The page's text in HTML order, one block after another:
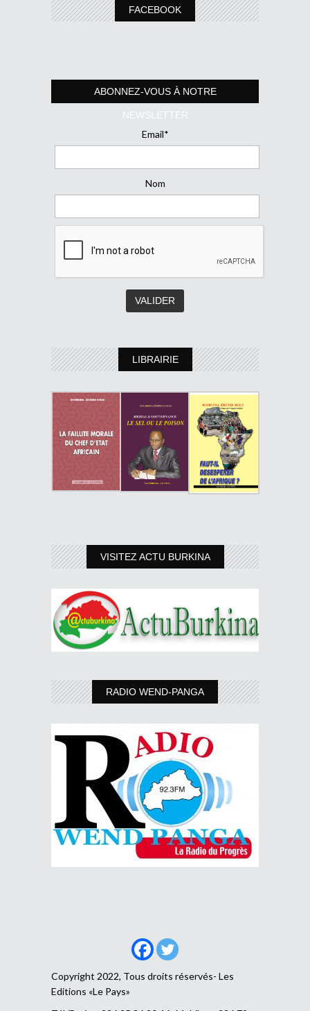
FACEBOOK
ABONNEZ-VOUS À NOTRE
NEWSLETTER
Email*
Nom
LIBRAIRIE
VISITEZ ACTU BURKINA
RADIO WEND-PANGA
Copyright 2022, Tous droits réservés- Les
Editions «Le Pays»